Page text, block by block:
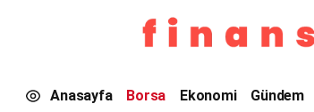
Anasayfa Borsa Ekonomi Gündem